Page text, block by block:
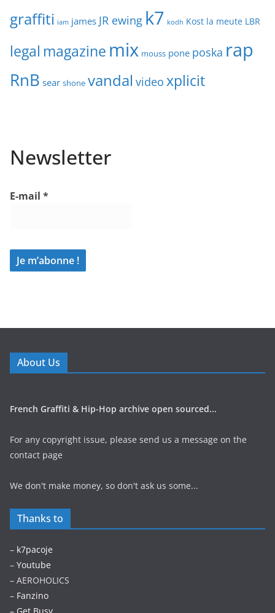
graffiti iam james JR ewing k7 kodh Kost la meute LBR
legal magazine mix mouss pone poska rap
RnB sear shone vandal video xplicit
Newsletter
E-mail *
About Us
French Graffiti & Hip-Hop archive open sourced...
For any copyright issue, please send us a message on the
contact page
We don't make money, so don't ask us some...
Thanks to
– k7pacoje
– Youtube
– AEROHOLICS
– Fanzino